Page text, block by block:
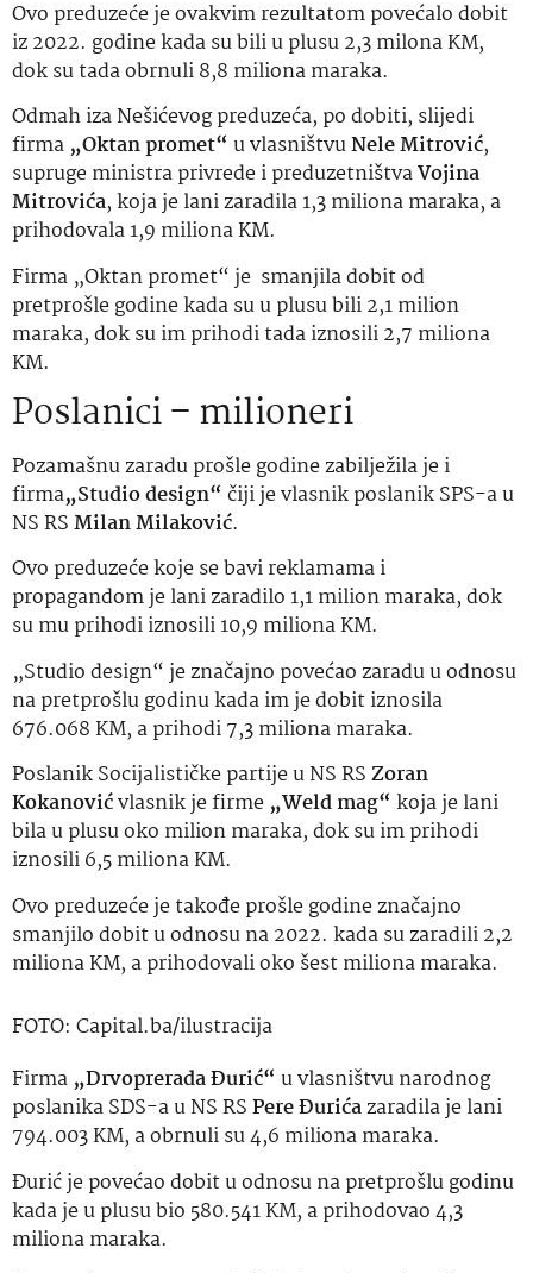
Ovo preduzeće je ovakvim rezultatom povećalo dobit
iz 2022. godine kada su bili u plusu 2,3 milona KM,
dok su tada obrnuli 8,8 miliona maraka.
Odmah iza Nešićevog preduzeća, po dobiti, slijedi
firma „Oktan promet“ u vlasništvuNele Mitrović,
supruge ministra privrede i preduzetništvaVojina
Mitrovića, koja je lani zaradila 1,3 miliona maraka, a
prihodovala 1,9 miliona KM.
Firma „Oktan promet“ je smanjila dobit od
pretprošle godine kada su u plusu bili 2,1 milion
maraka, dok su im prihodi tada iznosili 2,7 miliona
KM.
Poslanici – milioneri
Pozamašnu zaradu prošle godine zabilježila je i
firma„Studio design“ čiji je vlasnik poslanik SPS-a u
NS RSMilan Milaković.
Ovo preduzeće koje se bavi reklamama i
propagandom je lani zaradilo 1,1 milion maraka, dok
su mu prihodi iznosili 10,9 miliona KM.
„Studio design“ je značajno povećao zaradu u odnosu
na pretprošlu godinu kada im je dobit iznosila
676.068 KM, a prihodi 7,3 miliona maraka.
Poslanik Socijalističke partije u NS RSZoran
Kokanovićvlasnik je firme „Weld mag“ koja je lani
bila u plusu oko milion maraka, dok su im prihodi
iznosili 6,5 miliona KM.
Ovo preduzeće je takođe prošle godine značajno
smanjilo dobit u odnosu na 2022. kada su zaradili 2,2
miliona KM, a prihodovali oko šest miliona maraka.
FOTO: Capital.ba/ilustracija
Firma „Drvoprerada Đurić“ u vlasništvu narodnog
poslanika SDS-a u NS RSPere Đurićazaradila je lani
794.003 KM, a obrnuli su 4,6 miliona maraka.
Đurić je povećao dobit u odnosu na pretprošlu godinu
kada je u plusu bio 580.541 KM, a prihodovao 4,3
miliona maraka.